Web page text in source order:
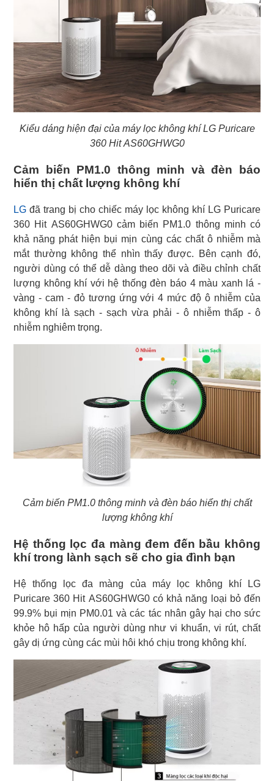
Kiểu dáng hiện đại của máy lọc không khí LG Puricare
360 Hit AS60GHWG0
Cảm biến PM1.0 thông minh và đèn báo
hiển thị chất lượng không khí
LG đã trang bị cho chiếc máy lọc không khí LG Puricare
360 Hit AS60GHWG0 cảm biến PM1.0 thông minh có
khả năng phát hiện bụi mịn cùng các chất ô nhiễm mà
mắt thường không thể nhìn thấy được. Bên cạnh đó,
người dùng có thể dễ dàng theo dõi và điều chỉnh chất
lượng không khí với hệ thống đèn báo 4 màu xanh lá -
vàng - cam - đỏ tương ứng với 4 mức độ ô nhiễm của
không khí là sạch - sạch vừa phải - ô nhiễm thấp - ô
nhiễm nghiêm trọng.
Cảm biến PM1.0 thông minh và đèn báo hiển thị chất
lượng không khí
Hệ thống lọc đa màng đem đến bầu không
khí trong lành sạch sẽ cho gia đình bạn
Hệ thống lọc đa màng của máy lọc không khí LG
Puricare 360 Hit AS60GHWG0 có khả năng loại bỏ đến
99.9% bụi mịn PM0.01 và các tác nhân gây hại cho sức
khỏe hô hấp của người dùng như vi khuẩn, vi rút, chất
gây dị ứng cùng các mùi hôi khó chịu trong không khí.